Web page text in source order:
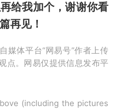
给我加个，谢谢你看
再见！
媒体平台“网易号”作者上传
点。网易仅提供信息发布平
(including the pictures